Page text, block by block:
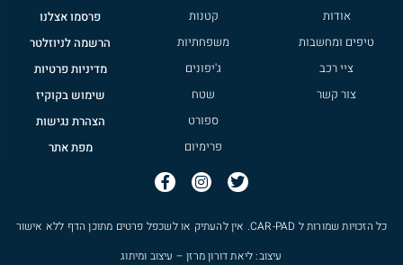
אודות
טיפים ומחשבות
ציי רכב
צור קשר
קטנות
משפחתיות
ג'יפונים
שטח
ספורט
פרימיום
פרסמו אצלנו
הרשמה לניוזלטר
מדיניות פרטיות
שימוש בקוקיז
הצהרת נגישות
מפת אתר
כל הזכויות שמורות ל CAR-PAD. אין להעתיק או לשכפל פרטים מתוכן הדף ללא אישור
עיצוב: ליאת דורון מרזן – עיצוב ומיתוג